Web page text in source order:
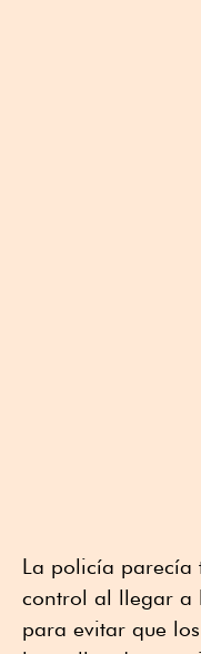
La policía parecía
control al llegar a
para evitar que